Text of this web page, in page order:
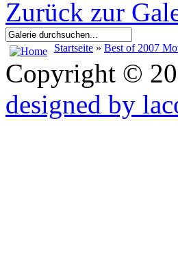
Zurück zur
Startseite » Best of 2007
Copyright ©
designed by